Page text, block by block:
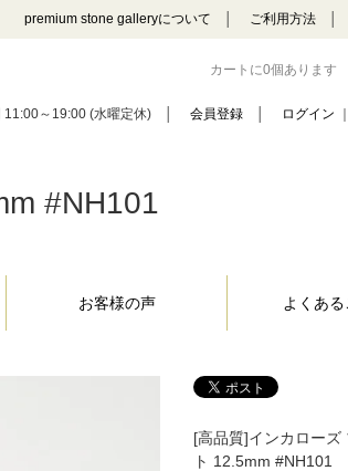
premium stone galleryについて ご利用方法
カートに0個あります
11:00～19:00 (水曜定休) 会員登録 ログイン ｜
#NH101
お客様の声 よくある
[高品質]インカローズ
ト 12.5mm #NH101